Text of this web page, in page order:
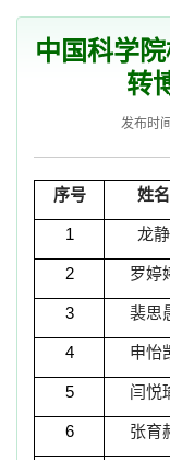
中国科学
转
发布时间
序号 姓名
1 龙静
2 罗婷
3 裴思
4 申怡
5 闫悦
6 张育